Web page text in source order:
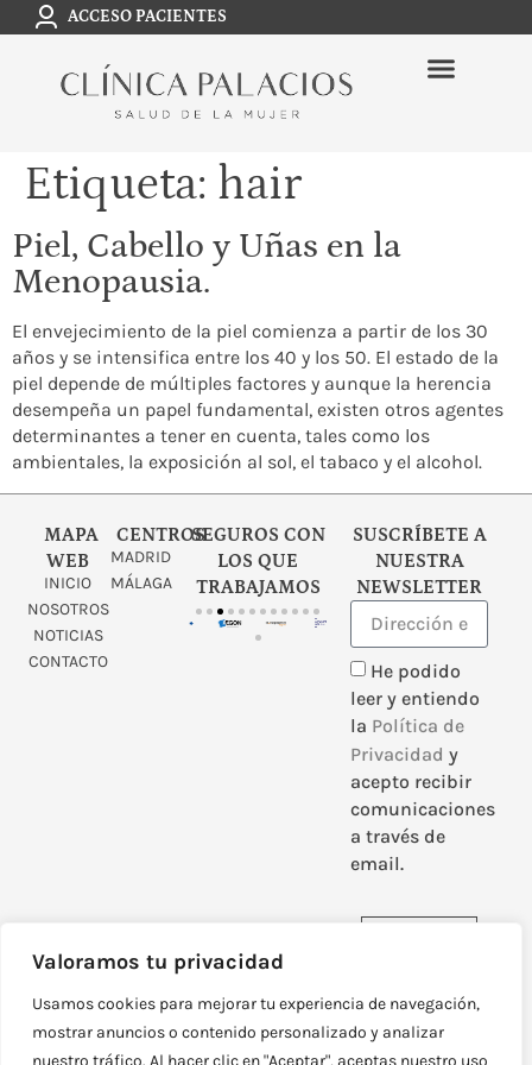
Valoramos tu privacidad
Usamos cookies para mejorar tu experiencia de navegación,
mostrar anuncios o contenido personalizado y analizar
nuestro tráfico. Al hacer clic en "Aceptar", aceptas nuestro uso
ACCESO PACIENTES
Etiqueta: hair
Piel, Cabello y Uñas en la
Menopausia.
El envejecimiento de la piel comienza a partir de los 30
años y se intensifica entre los 40 y los 50. El estado de la
piel depende de múltiples factores y aunque la herencia
desempeña un papel fundamental, existen otros agentes
determinantes a tener en cuenta, tales como los
ambientales, la exposición al sol, el tabaco y el alcohol.
MAPA
WEB
INICIO
NOSOTROS
NOTICIAS
CONTACTO
CENTROS
MADRID
MÁLAGA
SEGUROS CON
LOS QUE
TRABAJAMOS
SUSCRÍBETE A
NUESTRA
NEWSLETTER
He podido
leer y entiendo
la Política de
Privacidad y
acepto recibir
comunicaciones
a través de
email.